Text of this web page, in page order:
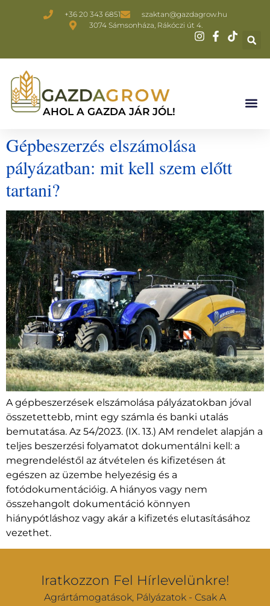
+36 20 343 6851
szaktan@gazdagrow.hu
3074 Sámsonháza, Rákóczi út 4.
AHOL A GAZDA JÁR JÓL!
Gépbeszerzés elszámolása
pályázatban: mit kell szem előtt
tartani?
A gépbeszerzések elszámolása pályázatokban jóval
összetettebb, mint egy számla és banki utalás
bemutatása. Az 54/2023. (IX. 13.) AM rendelet alapján a
teljes beszerzési folyamatot dokumentálni kell: a
megrendeléstől az átvételen és kifizetésen át
egészen az üzembe helyezésig és a
fotódokumentációig. A hiányos vagy nem
összehangolt dokumentáció könnyen
hiánypótláshoz vagy akár a kifizetés elutasításához
vezethet.
Iratkozzon Fel Hírlevelünkre!
Agrártámogatások, Pályázatok - Csak A